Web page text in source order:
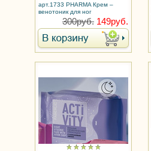
арт.1733 PHARMA Крем –
венотоник для ног
300руб. 149руб.